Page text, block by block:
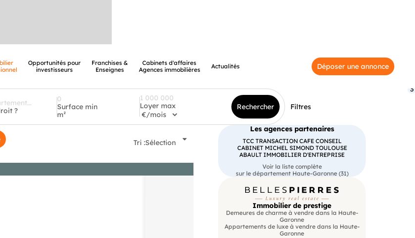
Opportunités pour
investisseurs
Franchises &
Enseignes
Cabinets d'affaires
Agences immobilières
Actualités Déposer une annonce
?
Surface min
m²
Loyer max Rechercher Filtres
3
Tri :Sélection
Les agences partenaires
TCC TRANSACTION CAFE CONSEIL
CABINET MICHEL SIMOND TOULOUSE
ABAULT IMMOBILIER D'ENTREPRISE
Voir la liste complète
sur le département Haute-Garonne (31)
Immobilier de prestige
Demeures de charme à vendre dans la Haute-
Garonne
Appartements de luxe à vendre dans la Haute-
Garonne